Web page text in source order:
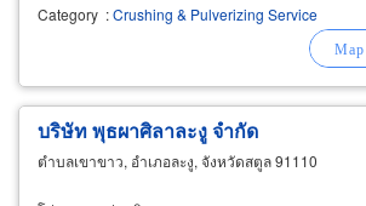
Category :Crushing & Pulverizing Service
บริษัท พุธผาศิลาละงู จำกัด
ตำบลเขาขาว, อำเภอละงู, จังหวัดสตูล 91110